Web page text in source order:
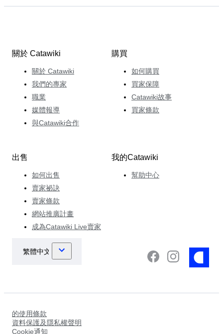
貌地對待他們，並積極主動地應答任何需求或詢問。
關於 Catawiki
關於 Catawiki
我們的專家
職業
媒體報導
與Catawiki合作
購買
如何購買
買家保障
Catawiki故事
買家條款
出售
如何出售
賣家祕訣
賣家條款
網站推廣計畫
成為Catawiki Live賣家
我的Catawiki
幫助中心
的使用條款
資料保護及隱私權聲明
Cookie通知